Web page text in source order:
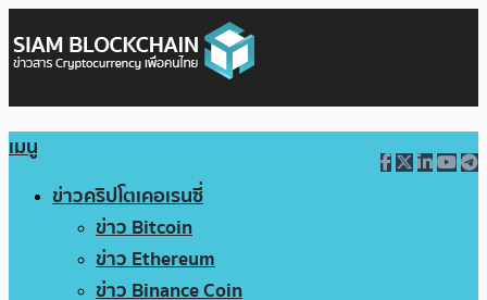
เมนู
ข่าวคริปโตเคอเรนซี่
ข่าว Bitcoin
ข่าว Ethereum
ข่าว Binance Coin